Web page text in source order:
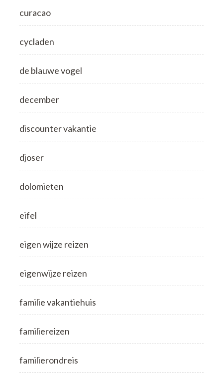
curacao
cycladen
de blauwe vogel
december
discounter vakantie
djoser
dolomieten
eifel
eigen wijze reizen
eigenwijze reizen
familie vakantiehuis
familiereizen
familierondreis